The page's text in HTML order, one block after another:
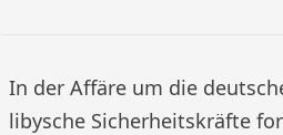
In der Affäre um die
libysche Sicherheitskräfte